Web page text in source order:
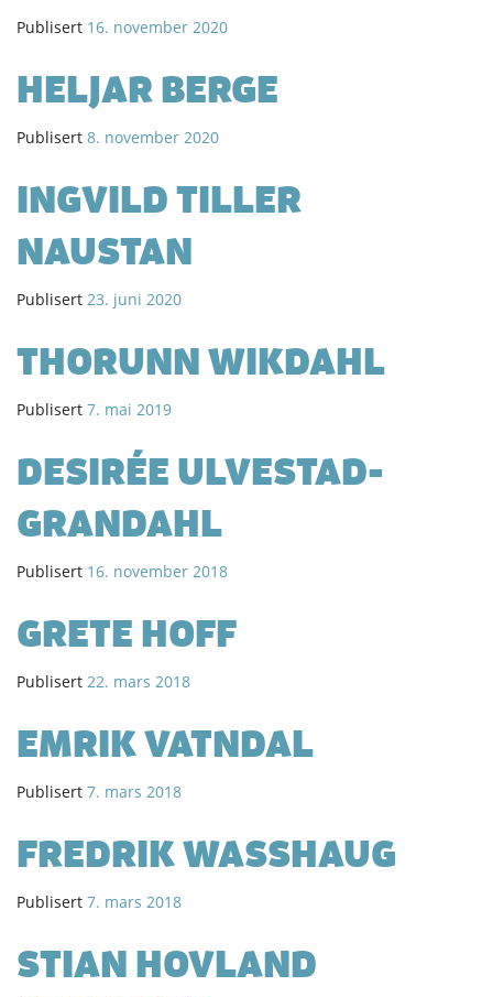
Publisert 16. november 2020
HELJAR BERGE
Publisert 8. november 2020
INGVILD TILLER
NAUSTAN
Publisert 23. juni 2020
THORUNN WIKDAHL
Publisert 7. mai 2019
DESIRÉE ULVESTAD-
GRANDAHL
Publisert 16. november 2018
GRETE HOFF
Publisert 22. mars 2018
EMRIK VATNDAL
Publisert 7. mars 2018
FREDRIK WASSHAUG
Publisert 7. mars 2018
STIAN HOVLAND